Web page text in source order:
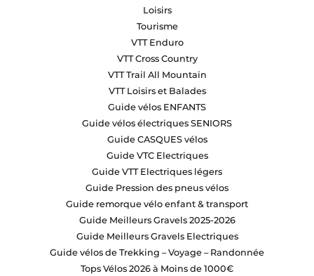
Loisirs
Tourisme
VTT Enduro
VTT Cross Country
VTT Trail All Mountain
VTT Loisirs et Balades
Guide vélos ENFANTS
Guide vélos électriques SENIORS
Guide CASQUES vélos
Guide VTC Electriques
Guide VTT Electriques légers
Guide Pression des pneus vélos
Guide remorque vélo enfant & transport
Guide Meilleurs Gravels 2025-2026
Guide Meilleurs Gravels Electriques
Guide vélos de Trekking – Voyage – Randonnée
Tops Vélos 2026 à Moins de 1000€